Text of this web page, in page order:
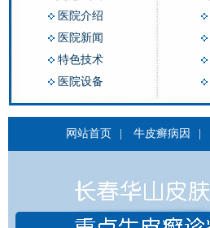
医院介绍
医院新闻
特色技术
医院设备
网站首页 牛皮癣病因